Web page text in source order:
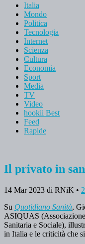
Italia
Mondo
Politica
Tecnologia
Internet
Scienza
Cultura
Economia
Sport
Media
TV
Video
hookii Best
Feed
Rapide
Il privato in
14 Mar 2023 di RNiK •
Su Quotidiano Sanità,
ASIQUAS
Sanitaria e Sociale),
in Italia e le criticità che